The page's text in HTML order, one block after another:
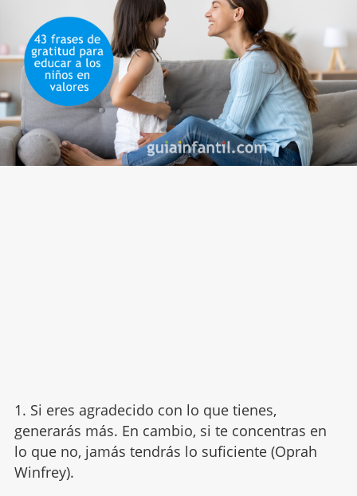
1. Si eres agradecido con lo que tienes,
generarás más. En cambio, si te concentras en
lo que no, jamás tendrás lo suficiente (Oprah
Winfrey).